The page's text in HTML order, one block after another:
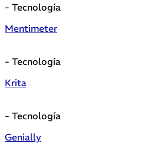
- Tecnología
Mentimeter
- Tecnología
Krita
- Tecnología
Genially